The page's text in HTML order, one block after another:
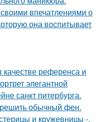
впечатлениями о
она воспитывает
качестве референса и
элегантной
санкт питербурга.
обычный фен.
и кружевницы -.